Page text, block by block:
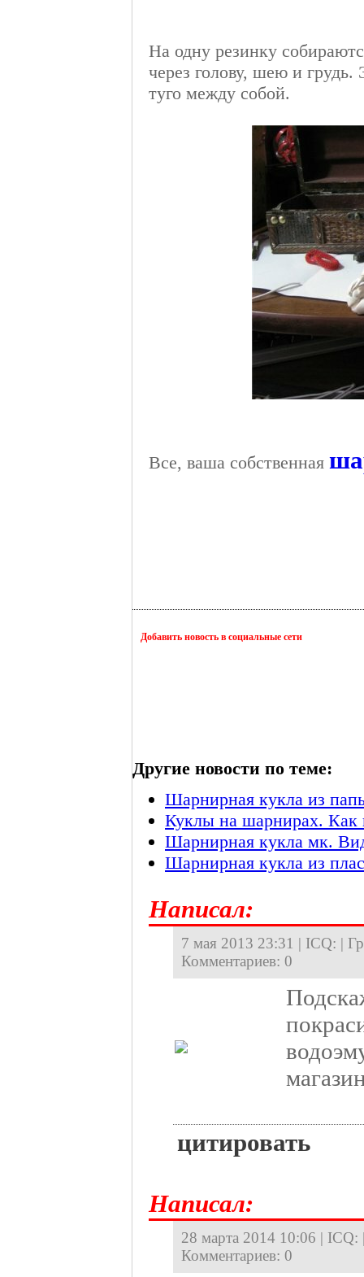
На одну резинку
через голову, шею и грудь.
туго между собой.
Все, ваша собственная
Добавить новость в социальные сети
Другие новости по теме:
Шарнирная кукла из
Куклы на шарнирах. Как
Шарнирная кукла мк.
Шарнирная кукла из
Hаписал:
7 мая 2013 23:31 | ICQ: |
Комментариев: 0
цитировать
Hаписал:
28 марта 2014 10:06 | ICQ:
Комментариев: 0